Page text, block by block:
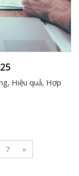
Hiệu quả, Hợp
7 »